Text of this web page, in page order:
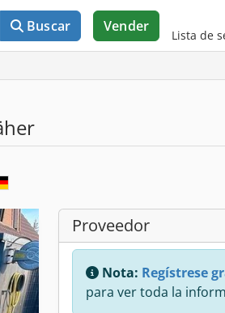
Buscar Vender
Lista de
Proveedor
Nota: Regístrese
para ver toda la